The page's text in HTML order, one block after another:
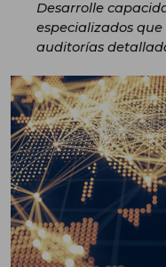
Desarrolle
especializados
auditorías